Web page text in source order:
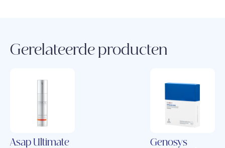
Gerelateerde producten
Asap Ultimate
Genosys